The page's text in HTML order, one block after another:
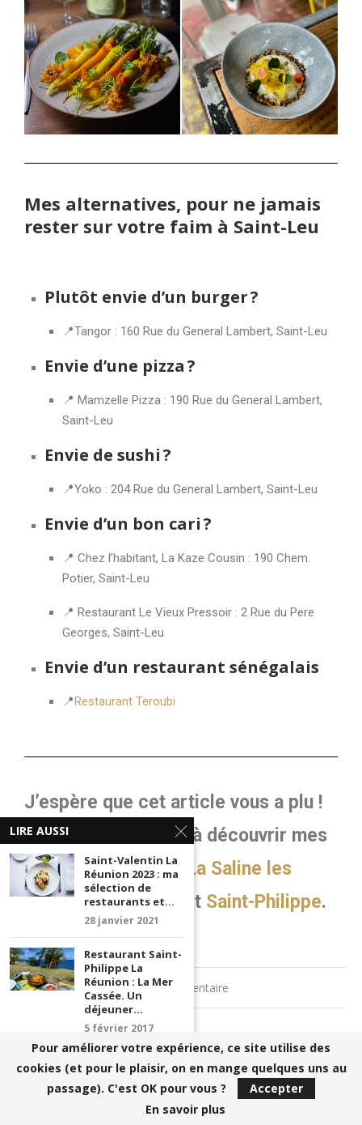
Mes alternatives, pour ne jamais
rester sur votre faim à Saint-Leu
Plutôt envie d’un burger ?
📍Tangor : 160 Rue du General Lambert, Saint-Leu
Envie d’une pizza ?
📍 Mamzelle Pizza : 190 Rue du General Lambert,
Saint-Leu
Envie de sushi ?
📍Yoko : 204 Rue du General Lambert, Saint-Leu
Envie d’un bon cari ?
📍 Chez l’habitant, La Kaze Cousin : 190 Chem.
Potier, Saint-Leu
📍 Restaurant Le Vieux Pressoir : 2 Rue du Pere
Georges, Saint-Leu
Envie d’un restaurant sénégalais
📍Restaurant Teroubi
J’espère que cet article vous a plu !
Je vous invite aussi à découvrir mes
bonnes adresses à
La Saline les
bains, Saint-Pierre et Saint-Philippe.
0 commentaire
article précédent
Les bières et brasseries artisanales de La Réunion
prochain article
Restaurant Epoca Grande Anse : voyage des sens à
LIRE AUSSI
Saint-Valentin La
Réunion 2023 : ma
sélection de
restaurants et...
28 janvier 2021
Restaurant Saint-
Philippe La
Réunion : La Mer
Cassée. Un
déjeuner...
5 février 2017
L’Apoteek :
Restaurant Saint-
Denis La Réunion
20 juillet 2016
Pour améliorer votre expérience, ce site utilise des
cookies (et pour le plaisir, on en mange quelques uns au
passage). C'est OK pour vous ?
Accepter
En savoir plus